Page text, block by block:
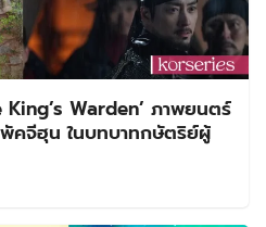
King’s Warden’ ภาพยนตร์
คจีฮุน ในบทบาทกษัตริย์ผู้